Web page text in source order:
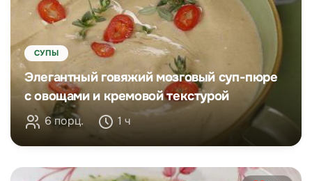
СУПЫ
Элегантный говяжий мозговый суп-пюре
с овощами и кремовой текстурой
6 порц. 1 ч